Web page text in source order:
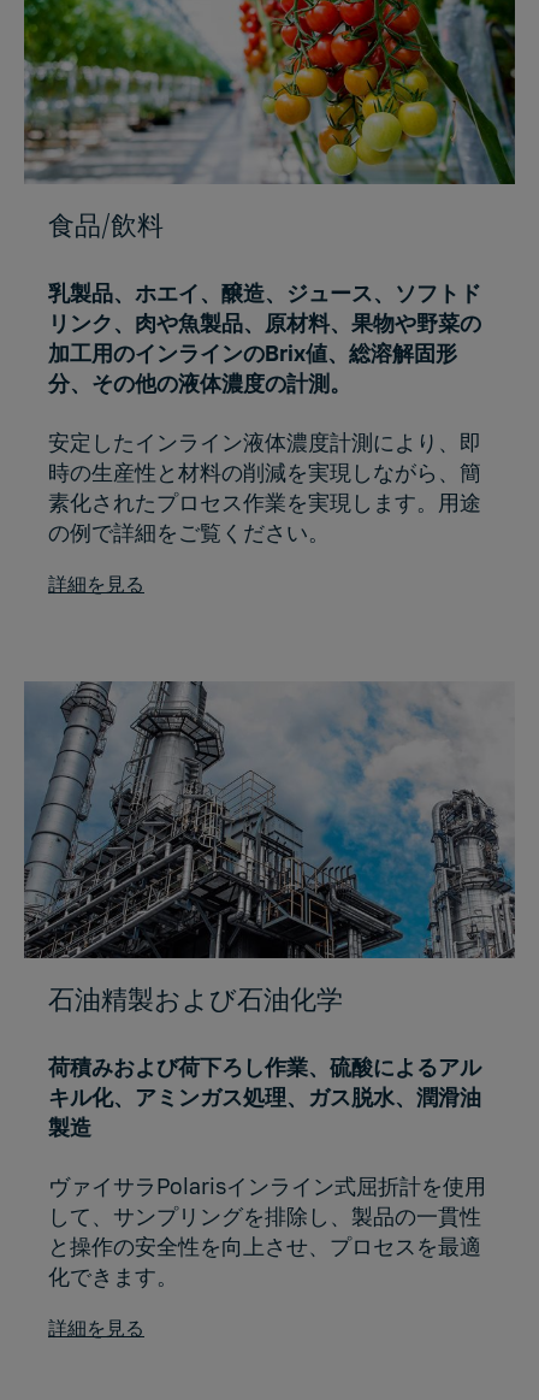
食品/飲料
乳製品、ホエイ、醸造、ジュース、ソフトド
リンク、肉や魚製品、原材料、果物や野菜の
加工用のインラインのBrix値、総溶解固形
分、その他の液体濃度の計測。
安定したインライン液体濃度計測により、即
時の生産性と材料の削減を実現しながら、簡
素化されたプロセス作業を実現します。用途
の例で詳細をご覧ください。
詳細を見る
石油精製および石油化学
荷積みおよび荷下ろし作業、硫酸によるアル
キル化、アミンガス処理、ガス脱水、潤滑油
製造
ヴァイサラPolarisインライン式屈折計を使用
して、サンプリングを排除し、製品の一貫性
と操作の安全性を向上させ、プロセスを最適
化できます。
詳細を見る